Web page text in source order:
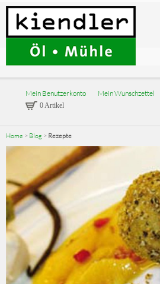
Mein Benutzerkonto Mein Wunschzettel
0 Artikel
Home > Blog > Rezepte